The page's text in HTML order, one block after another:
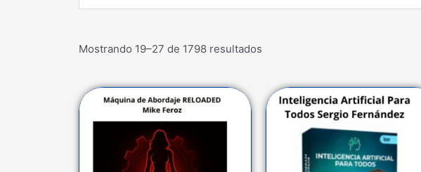
...
Mostrando 19–27 de 1798 resultados